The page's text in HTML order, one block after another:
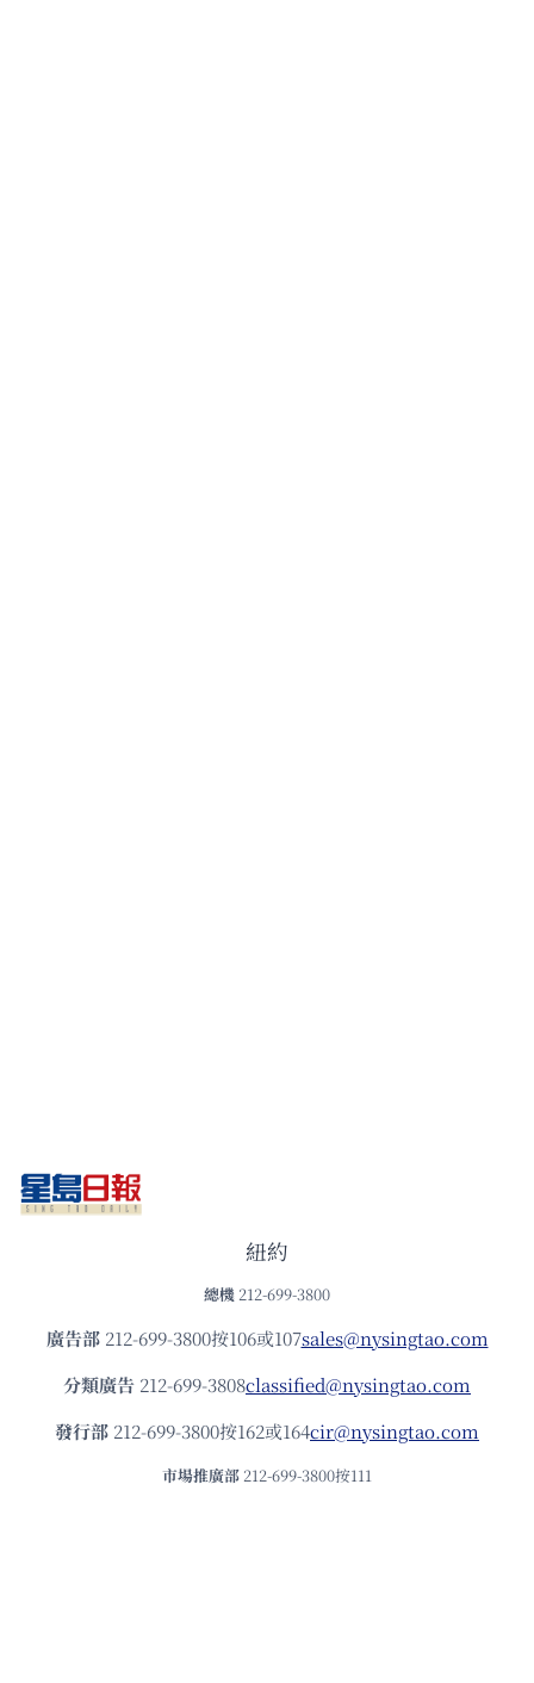
紐約
總機 212-699-3800
廣告部212-699-3800按106或107sales@nysingtao.com
分類廣告 212-699-3808classified@nysingtao.com
發⾏部 212-699-3800按162或164cir@nysingtao.com
市場推廣部 212-699-3800按111